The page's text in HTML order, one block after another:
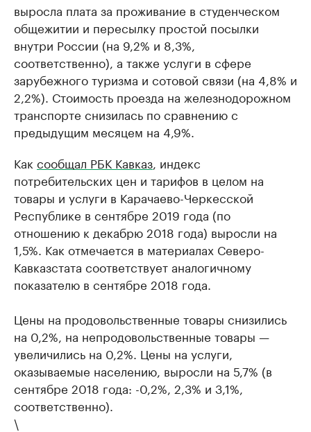
выросла плата за проживание в студенческом
общежитии и пересылку простой посылки
внутри России (на 9,2% и 8,3%,
соответственно), а также услуги в сфере
зарубежного туризма и сотовой связи (на 4,8% и
2,2%). Стоимость проезда на железнодорожном
транспорте снизилась по сравнению с
предыдущим месяцем на 4,9%.
Как сообщал РБК Кавказ , индекс
потребительских цен и тарифов в целом на
товары и услуги в Карачаево-Черкесской
Республике в сентябре 2019 года (по
отношению к декабрю 2018 года) выросли на
1,5%. Как отмечается в материалах Северо-
Кавказстата соответствует аналогичному
показателю в сентябре 2018 года.
Цены на продовольственные товары снизились
на 0,2%, на непродовольственные товары —
увеличились на 0,2%. Цены на услуги,
оказываемые населению, выросли на 5,7% (в
сентябре 2018 года: -0,2%, 2,3% и 3,1%,
соответственно).
\